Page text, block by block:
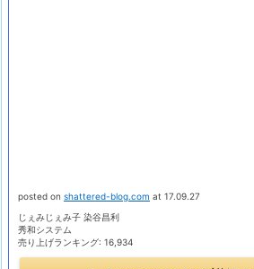
posted on shattered-blog.com at 17.09.27
じぇみじぇみ子 染谷昌利
秀和システム
売り上げランキング: 16,934